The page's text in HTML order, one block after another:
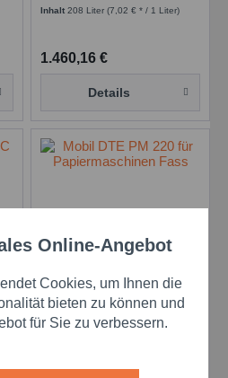
Inhalt208 Liter(7,02 € * / 1 Liter)
1.460,16 €
Details
Mobil DTE PM 220 - 208
l Fass
Inhalt208 Liter(7,08 € * / 1 Liter)
1.472,64 €
Aktiv
Aktiv
Online-Angebot
Cookies, um Ihnen die
bieten zu können und
für Sie zu verbessern.